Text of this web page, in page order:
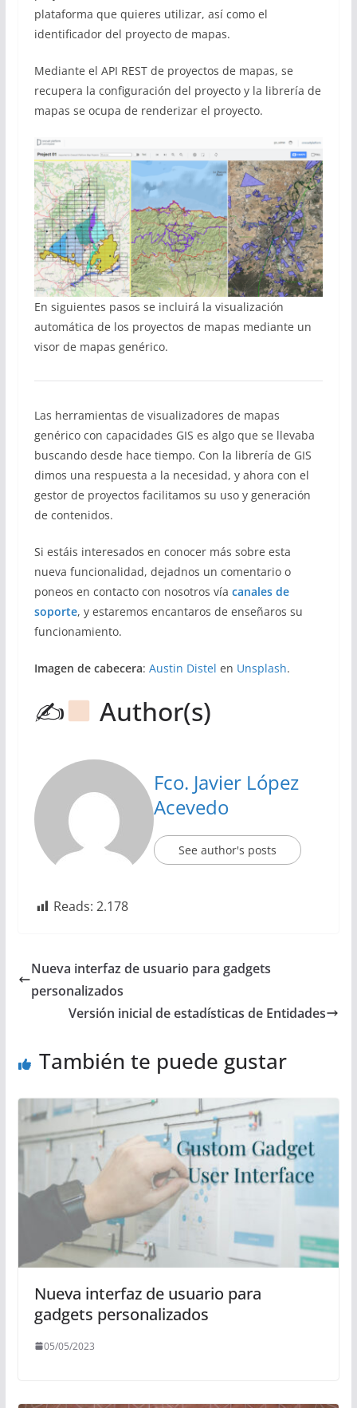
plataforma que quieres utilizar, así como el
identificador del proyecto de mapas.
Mediante el API REST de proyectos de mapas, se
recupera la configuración del proyecto y la librería de
mapas se ocupa de renderizar el proyecto.
En siguientes pasos se incluirá la visualización
automática de los proyectos de mapas mediante un
visor de mapas genérico.
Las herramientas de visualizadores de mapas
genérico con capacidades GIS es algo que se llevaba
buscando desde hace tiempo. Con la librería de GIS
dimos una respuesta a la necesidad, y ahora con el
gestor de proyectos facilitamos su uso y generación
de contenidos.
Si estáis interesados en conocer más sobre esta
nueva funcionalidad, dejadnos un comentario o
poneos en contacto con nosotros vía canales de
soporte, y estaremos encantaros de enseñaros su
funcionamiento.
Imagen de cabecera: Austin Distel en Unsplash.
✍ Author(s)
Fco. Javier López
Acevedo
See author's posts
Reads: 2.178
Nueva interfaz de usuario para gadgets
personalizados
Versión inicial de estadísticas de Entidades
También te puede gustar
Nueva interfaz de usuario para
gadgets personalizados
05/05/2023